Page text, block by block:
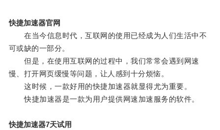
快捷加速器官网
在当今信息时代，互联网的使用已经成为人们生活中不
可或缺的一部分。
但是，在使用互联网的过程中，我们常常会遇到网速
慢、打开网页缓慢等问题，让人感到十分烦恼。
这时候，一款好用的快捷加速器就显得尤为重要。
快捷加速器是一款为用户提供网速加速服务的软件。
快捷加速器7天试用